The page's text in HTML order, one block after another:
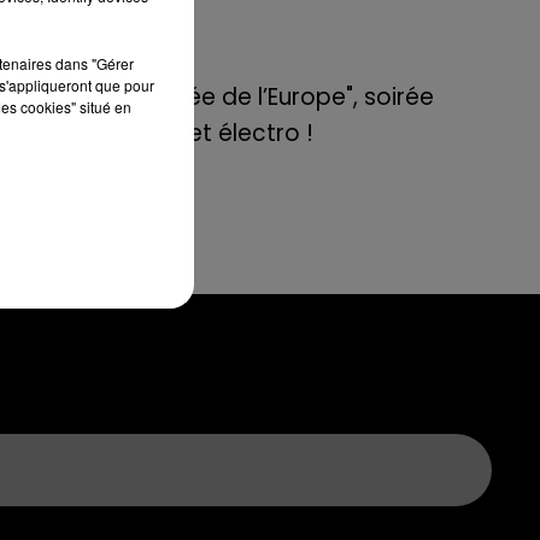
a
de E=M6
8 mai 2022
Aix : "Journée de l’Europe", soirée
danse et set électro !
dans "Gérer
que pour
cookies" situé en